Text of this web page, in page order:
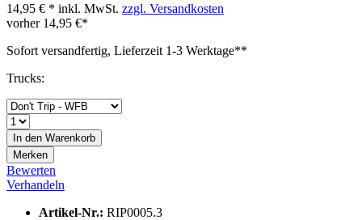
14,95 € * inkl. MwSt. zzgl. Versandkosten
vorher 14,95 €*
Sofort versandfertig, Lieferzeit 1-3 Werktage**
Trucks:
In den Warenkorb
Merken
Bewerten
Verhandeln
Artikel-Nr.: RIP0005.3